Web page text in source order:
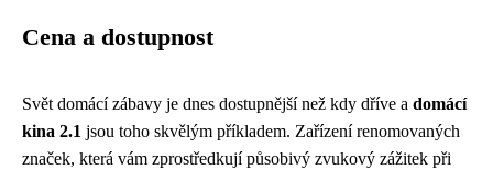
Cena a dostupnost
Svět domácí zábavy je dnes dostupnější než kdy dříve a domácí
kina 2.1 jsou toho skvělým příkladem. Zařízení renomovaných
značek, která vám zprostředkují působivý zvukový zážitek při